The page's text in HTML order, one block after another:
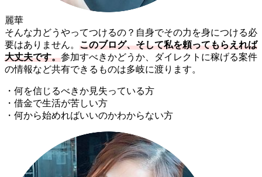
麗華
そんな力どうやってつけるの？自身でその力を身につける必
要はありません。 このブログ、そして私を頼ってもらえれば
大丈夫です。参加すべきかどうか、ダイレクトに稼げる案件
の情報など共有できるものは多岐に渡ります。
・何を信じるべきか見失っている方
・借金で生活が苦しい方
・何から始めればいいのかわからない方